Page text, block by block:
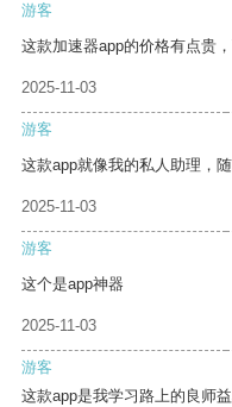
游客
这款加速器app的价格有点贵
2025-11-03
游客
这款app就像我的私人助理，
2025-11-03
游客
这个是app神器
2025-11-03
游客
这款app是我学习路上的良师